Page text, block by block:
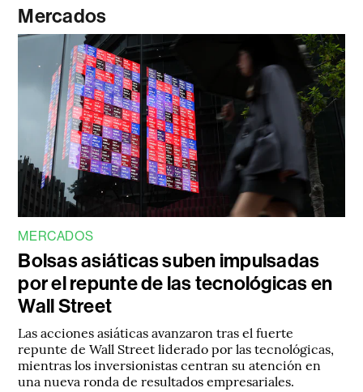
Mercados
MERCADOS
Bolsas asiáticas suben impulsadas
por el repunte de las tecnológicas en
Wall Street
Las acciones asiáticas avanzaron tras el fuerte
repunte de Wall Street liderado por las tecnológicas,
mientras los inversionistas centran su atención en
una nueva ronda de resultados empresariales.